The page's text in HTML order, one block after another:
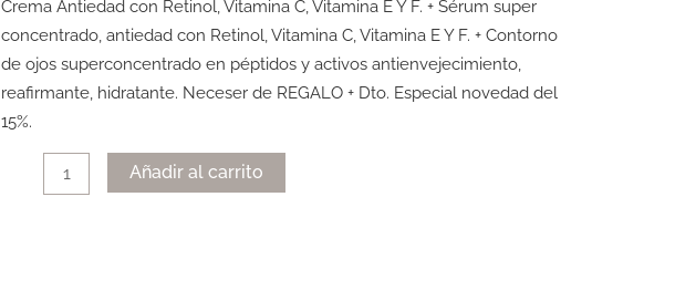
Crema Antiedad con Retinol, Vitamina C, Vitamina E Y F. + Sérum super
concentrado, antiedad con Retinol, Vitamina C, Vitamina E Y F. + Contorno
de ojos superconcentrado en péptidos y activos antienvejecimiento,
reafirmante, hidratante. Neceser de REGALO + Dto. Especial novedad del
15%.
cantidad
Añadir al carrito